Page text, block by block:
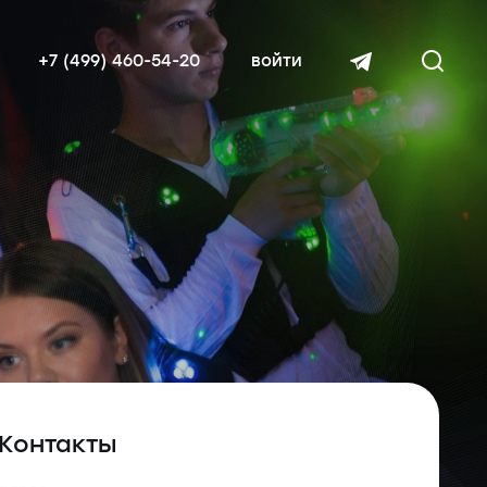
читать далее
+7 (499) 460-54-20 войти
Контакты